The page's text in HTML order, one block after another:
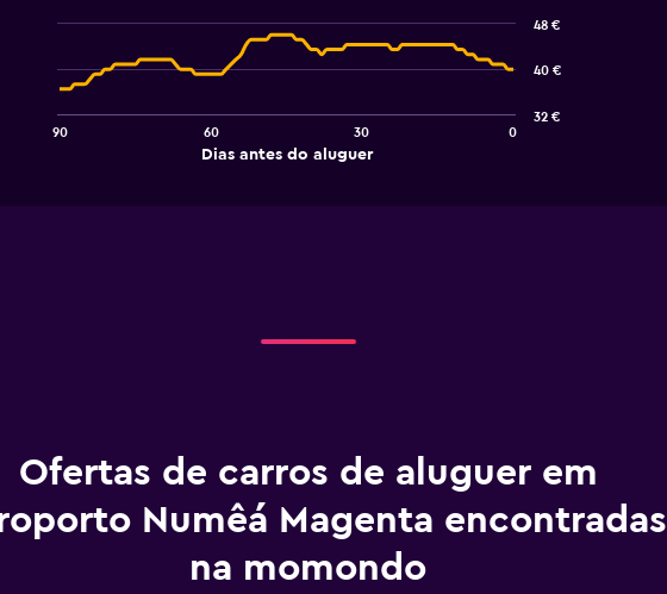
chart
points.
The
The
chart
1
Dias antes do aluguer
90 60 30 0
32 €
40 €
48 €
Ofertas de carros de aluguer em
Numêá Magenta encontradas
na momondo